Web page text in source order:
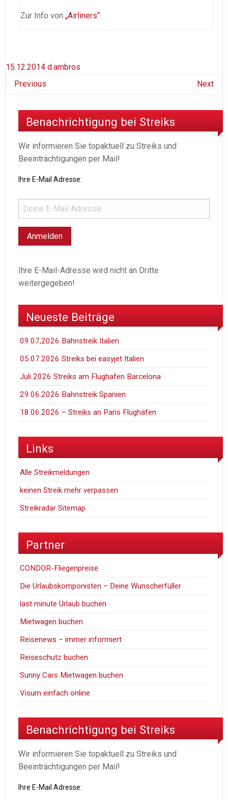
Zur Info von „Airliners“
15.12.2014 d.ambros
Previous
Next
Benachrichtigung bei Streiks
Wir informieren Sie topaktuell zu Streiks und
Beeinträchtigungen per Mail!
Ihre E-Mail Adresse:
Ihre E-Mail-Adresse wird nicht an Dritte
weitergegeben!
Neueste Beiträge
09.07,2026 Bahnstreik Italien
05.07.2026 Streiks bei easyjet Italien
Juli 2026 Streiks am Flughafen Barcelona
29.06.2026 Bahnstreik Spanien
18.06.2026 – Streiks an Paris Flüghäfen
Links
Alle Streikmeldungen
keinen Streik mehr verpassen
Streikradar Sitemap
Partner
CONDOR-Fliegenpreise
Die Urlaubskomponisten – Deine Wunscherfüller
last minute Urlaub buchen
Mietwagen buchen
Reisenews – immer informiert
Reiseschutz buchen
Sunny Cars Mietwagen buchen
Visum einfach online
Benachrichtigung bei Streiks
Wir informieren Sie topaktuell zu Streiks und
Beeinträchtigungen per Mail!
Ihre E-Mail Adresse: